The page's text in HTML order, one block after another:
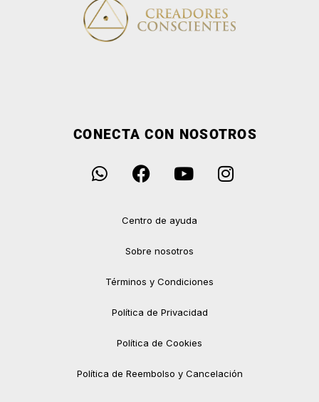
CONECTA CON NOSOTROS
Centro de ayuda
Sobre nosotros
Términos y Condiciones
Política de Privacidad
Política de Cookies
Política de Reembolso y Cancelación